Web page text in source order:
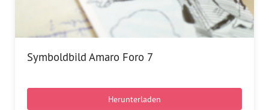
Symboldbild Amaro Foro 7
Herunterladen